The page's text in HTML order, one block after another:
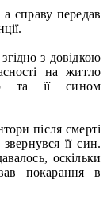
справу передав
з довідкою
на житло
та її сином
після смерті
її син.
оскільки
покарання в